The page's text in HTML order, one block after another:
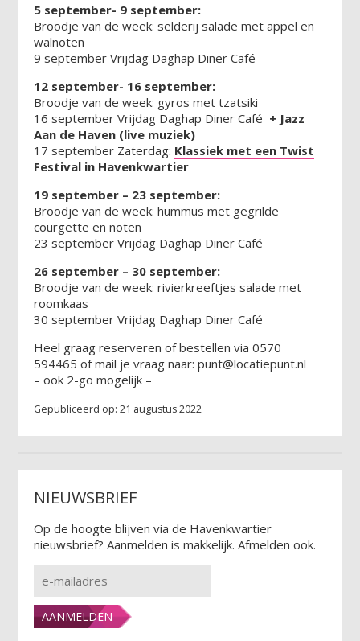
5 september- 9 september:
Broodje van de week: selderij salade met appel en
walnoten
9 september Vrijdag Daghap Diner Café
12 september- 16 september:
Broodje van de week: gyros met tzatsiki
16 september Vrijdag Daghap Diner Café + Jazz
Aan de Haven (live muziek)
17 september Zaterdag: Klassiek met een Twist
Festival in Havenkwartier
19 september – 23 september:
Broodje van de week: hummus met gegrilde
courgette en noten
23 september Vrijdag Daghap Diner Café
26 september – 30 september:
Broodje van de week: rivierkreeftjes salade met
roomkaas
30 september Vrijdag Daghap Diner Café
Heel graag reserveren of bestellen via 0570
594465 of mail je vraag naar:punt@locatiepunt.nl
– ook 2-go mogelijk –
Gepubliceerd op: 21 augustus 2022
NIEUWSBRIEF
Op de hoogte blijven via de Havenkwartier
nieuwsbrief? Aanmelden is makkelijk. Afmelden ook.